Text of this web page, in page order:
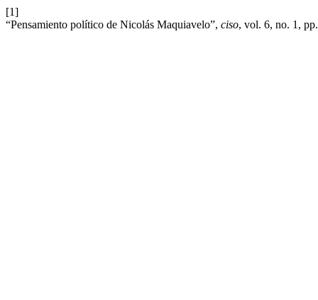
[1]
“Pensamiento político de Nicolás Maquiavelo”, ciso, vol. 6, no. 1,